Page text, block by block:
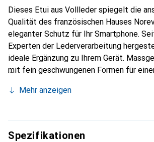
Dieses Etui aus Vollleder spiegelt die
Qualität des französischen Hauses
eleganter Schutz für Ihr Smartphone.
Experten der Lederverarbeitung
ideale Ergänzung zu Ihrem Gerät.
mit fein geschwungenen Formen für
Smartphone. Die Marke Noreve ist
für den anspruchsvollen Kunden.
Mehr anzeigen
Spezifikationen